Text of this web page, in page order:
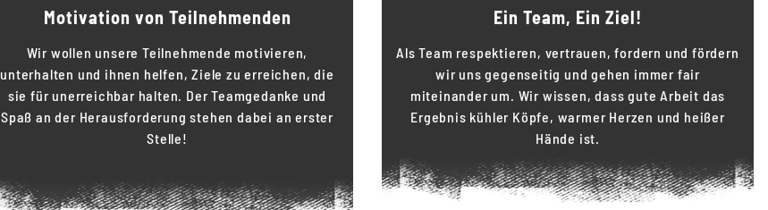
Motivation von Teilnehmenden
Wir wollen unsere Teilnehmende motivieren,
unterhalten und ihnen helfen, Ziele zu erreichen, die
sie für unerreichbar halten. Der Teamgedanke und
Spaß an der Herausforderung stehen dabei an erster
Stelle!
Ein Team, Ein Ziel!
Als Team respektieren, vertrauen, fordern und fördern
wir uns gegenseitig und gehen immer fair
miteinander um. Wir wissen, dass gute Arbeit das
Ergebnis kühler Köpfe, warmer Herzen und heißer
Hände ist.